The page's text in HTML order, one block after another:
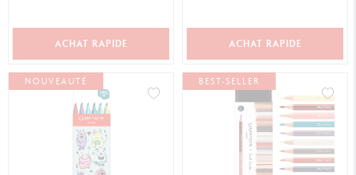
ACHAT RAPIDE ACHAT RAPIDE
NOUVEAUTÉ BEST-SELLER